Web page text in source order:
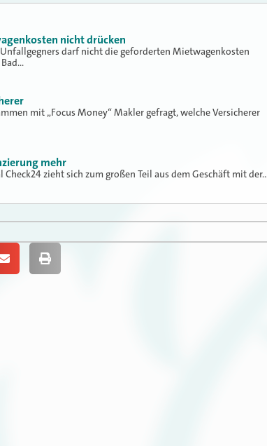
nicht drücken
darf nicht die geforderten Mietwagenkosten
mit „Focus Money“ Makler gefragt, welche Versicherer
mehr
zieht sich zum großen Teil aus dem Geschäft mit